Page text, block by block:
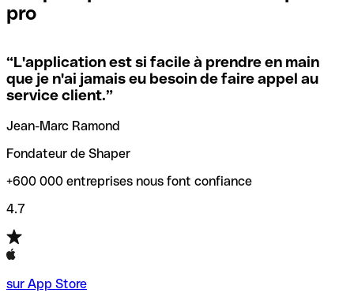
locales.
Si vous n'êtes pas sûr du code SWIFT que vous devriez
utiliser, nous avons développé un outil de recherche de
codes SWIFT par nom de banque.
vérification/recherche de codes SWIFT. Ainsi, vous pouvez
trouver et vérifier vos codes SWIFT avant de réaliser vos
transferts d’argent.
pro
“L'application est si facile à prendre en main
que je n'ai jamais eu besoin de faire appel au
service client.”
Jean-Marc Ramond
Fondateur de Shaper
+600 000 entreprises nous font confiance
4.7
sur App Store